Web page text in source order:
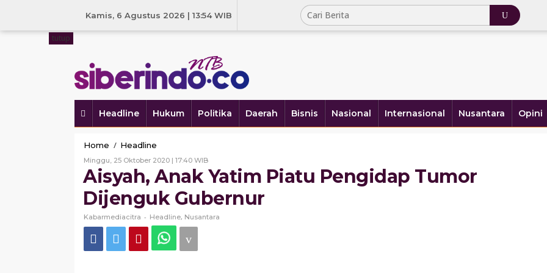
Kamis, 6 Agustus 2026 | 13:54 WIB
Headline Hukum Politika Daerah Bisnis Nasional Internasional Nusantara Opini
tutup
Home / Headline
Anak
Yatim
Piatu
Pengidap
Tumor
Gubernur
Minggu, 25 Oktober 2020 | 17:40 WIBOleh
Kabarmediacitra
Aisyah, Anak Yatim Piatu Pengidap Tumor
Dijenguk Gubernur
Kabarmediacitra - Headline, Nusantara